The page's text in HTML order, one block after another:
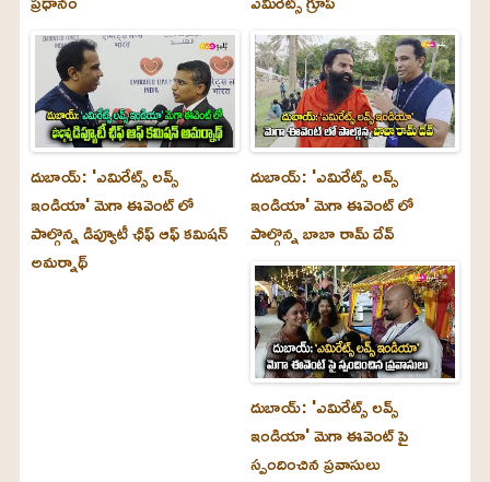
దుబాయ్‌: 'ఎమిరేట్స్ లవ్స్
ఇండియా' మెగా ఈవెంట్ లో
పాల్గొన్న డిప్యూటీ ఛీఫ్ ఆఫ్ కమిషన్
అమర్నాథ్
దుబాయ్‌: 'ఎమిరేట్స్ లవ్స్
ఇండియా' మెగా ఈవెంట్ లో
పాల్గొన్న బాబా రామ్ దేవ్
దుబాయ్‌: 'ఎమిరేట్స్ లవ్స్
ఇండియా' మెగా ఈవెంట్ పై
స్పందించిన ప్రవాసులు